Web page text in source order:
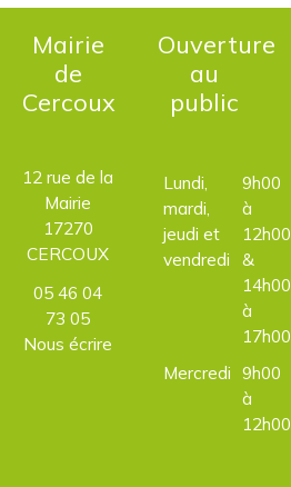
Mairie
de
Cercoux
12 rue de la
Mairie
17270
CERCOUX
05 46 04
73 05
Nous écrire
Ouverture
au
public
Lundi,
mardi,
jeudi et
vendredi
9h00
à
12h00
&
14h00
à
17h00
Mercredi 9h00
à
12h00